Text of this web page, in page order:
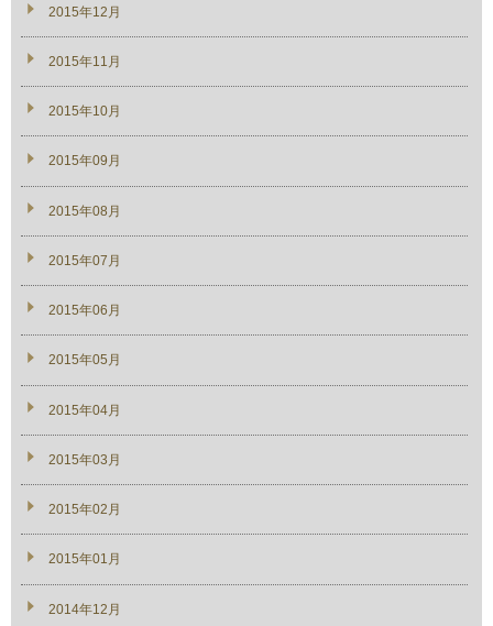
2015年12月
2015年11月
2015年10月
2015年09月
2015年08月
2015年07月
2015年06月
2015年05月
2015年04月
2015年03月
2015年02月
2015年01月
2014年12月